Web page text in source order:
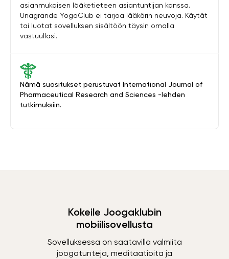
Nämä suositukset perustuvat International Journal of
Pharmaceutical Research and Sciences -lehden
tutkimuksiin.
asianmukaisen lääketieteen asiantuntijan kanssa.
Unagrande YogaClub ei tarjoa lääkärin neuvoja. Käytät
tai luotat sovelluksen sisältöön täysin omalla
vastuullasi.
Kokeile Joogaklubin
mobiilisovellusta
Sovelluksessa on saatavilla valmiita
joogatunteja, meditaatioita ja